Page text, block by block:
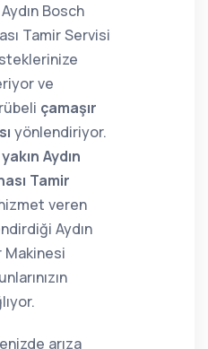
Aydın Bosch
Tamir Servisi
ve
çamaşır
yönlendiriyor.
Aydın
Tamir
veren
Aydın
Makinesi
arıza